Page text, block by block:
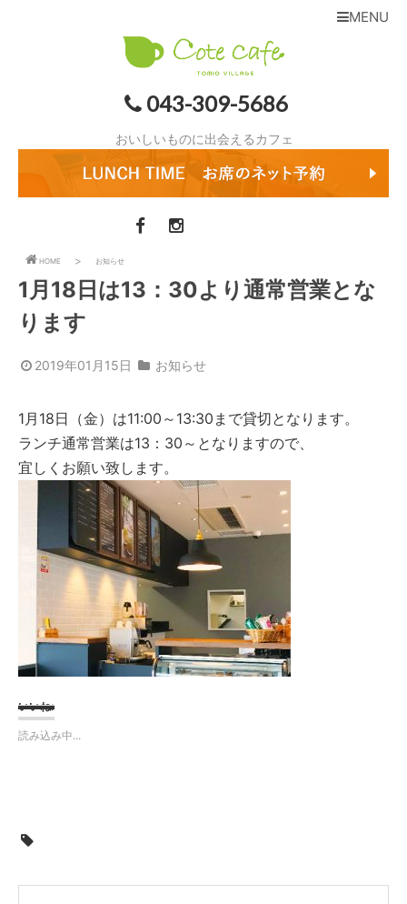
043-309-5686
おいしいものに出会えるカフェ
MENU
HOME お知らせ
1月18日は13：30より通常営業とな
ります
2019年01月15日 お知らせ
1月18日（金）は11:00～13:30まで貸切となります。
ランチ通常営業は13：30～となりますので、
宜しくお願い致します。
いいね:
読み込み中...